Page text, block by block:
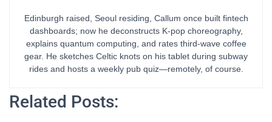
Edinburgh raised, Seoul residing, Callum once built fintech
dashboards; now he deconstructs K-pop choreography,
explains quantum computing, and rates third-wave coffee
gear. He sketches Celtic knots on his tablet during subway
rides and hosts a weekly pub quiz—remotely, of course.
Related Posts: